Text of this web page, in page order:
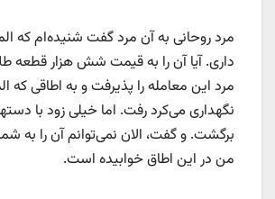
مرد روحانی به آن مرد گفت شنیده‌ام که
داری. آیا آن را به قیمت شش هزار قطعه
مرد این معامله را پذیرفت و به اطاقی که
نگهداری می‌کرد رفت. اما خیلی زود با
برگشت. و گفت، الان نمی‌توانم آن را به
من در این اطاق خوابیده است.